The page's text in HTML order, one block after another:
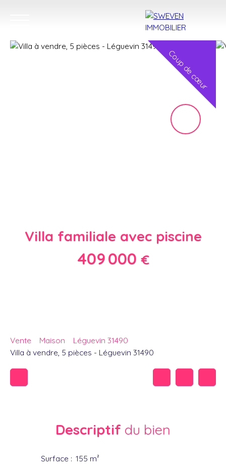
Coup de cœur
Villa familiale avec piscine
409 000€
Vente Maison
Léguevin 31490
Villa à vendre, 5 pièces - Léguevin 31490
Descriptif du bien
Surface : 155 m²